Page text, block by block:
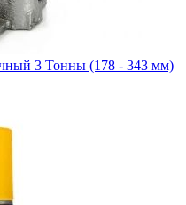
3 Тонны (178 - 343 мм)